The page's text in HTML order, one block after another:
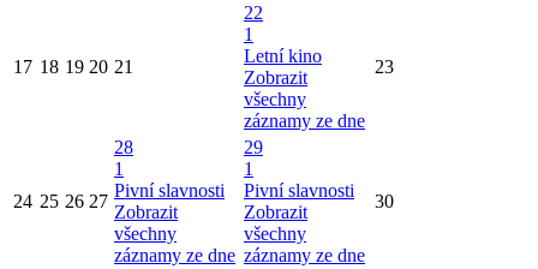
17 18 19 20 21
22
1
Letní kino
Zobrazit
všechny
záznamy ze dne
23
24 25 26 27
28
1
Pivní slavnosti
Zobrazit
všechny
záznamy ze dne
29
1
Pivní slavnosti
Zobrazit
všechny
záznamy ze dne
30